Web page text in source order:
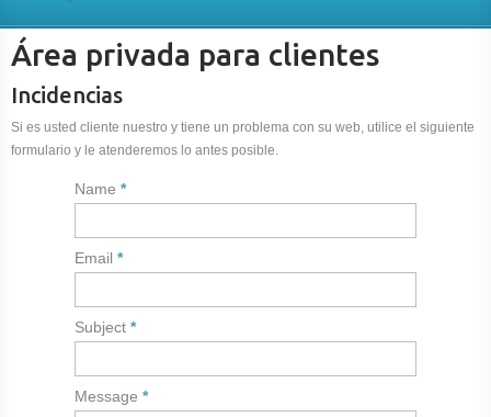
Área privada para clientes
Incidencias
Si es usted cliente nuestro y tiene un problema con su web, utilice el siguiente
formulario y le atenderemos lo antes posible.
Name
Email
Subject
Message